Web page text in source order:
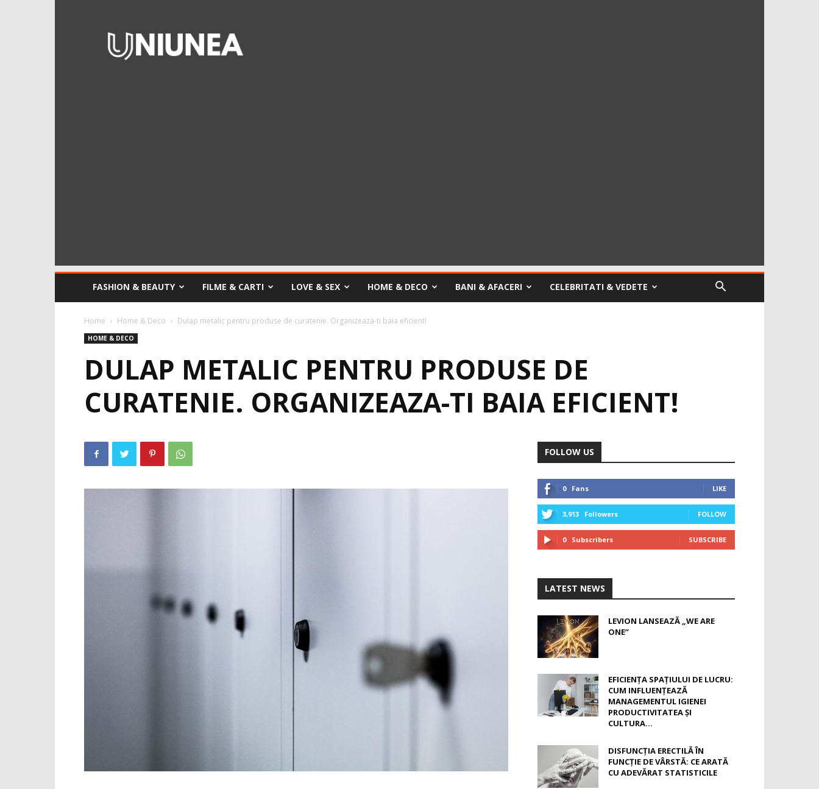
FASHION & BEAUTY FILME & CARTI LOVE & SEX HOME & DECO BANI & AFACERI CELEBRITATI & VEDETE
Home Home & Deco Dulap metalic pentru produse de curatenie. Organizeaza-ti baia eficient!
HOME & DECO
DULAP METALIC PENTRU PRODUSE DE
CURATENIE. ORGANIZEAZA-TI BAIA EFICIENT!
FOLLOW US
0 Fans LIKE
3,913 Followers FOLLOW
0 Subscribers SUBSCRIBE
LATEST NEWS
LEVION LANSEAZĂ „WE ARE
ONE”
EFICIENȚA SPAȚIULUI DE LUCRU:
CUM INFLUENȚEAZĂ
MANAGEMENTUL IGIENEI
PRODUCTIVITATEA ȘI
CULTURA...
DISFUNCȚIA ERECTILĂ ÎN
FUNCȚIE DE VÂRSTĂ: CE ARATĂ
CU ADEVĂRAT STATISTICILE